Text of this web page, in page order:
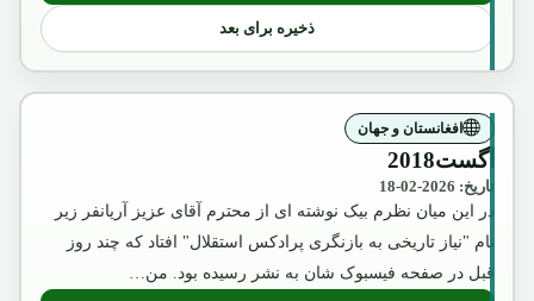
ذخیره برای بعد
افغانستان و جهان
آگست2018
تاریخ: 2026-02-18
در این میان نظرم بیک نوشته ای از محترم آقای عزیز آریانفر زیر
نام "نیاز تاریخی به بازنگری پرادکس استقلال" افتاد که چند روز
قبل در صفحه فیسبوک شان به نشر رسیده بود. من…